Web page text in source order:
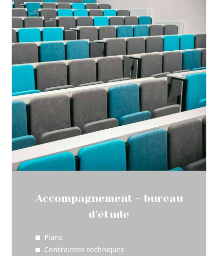
Accompagnement - bureau
d'étude
Plans
Contraintes techniques